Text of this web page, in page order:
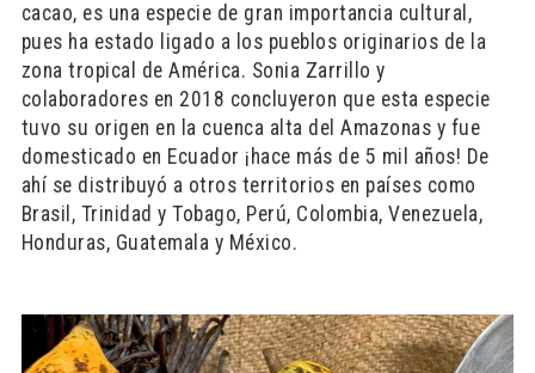
cacao, es una especie de gran importancia cultural,
pues ha estado ligado a los pueblos originarios de la
zona tropical de América. Sonia Zarrillo y
colaboradores en 2018 concluyeron que esta especie
tuvo su origen en la cuenca alta del Amazonas y fue
domesticado en Ecuador ¡hace más de 5 mil años! De
ahí se distribuyó a otros territorios en países como
Brasil, Trinidad y Tobago, Perú, Colombia, Venezuela,
Honduras, Guatemala y México.